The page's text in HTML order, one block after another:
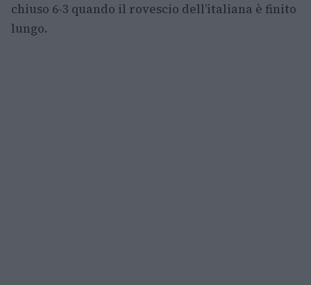
chiuso 6-3 quando il rovescio dell’italiana è finito
lungo.